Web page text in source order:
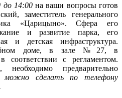
до 14:00на ваши вопросы готов
заместитель генерального
«Царицыно». Сфера его
и развитие парка, его
и детская инфраструктура.
доме, в зале №27, в
соответствии с регламентом.
предварительно
сделать по телефону